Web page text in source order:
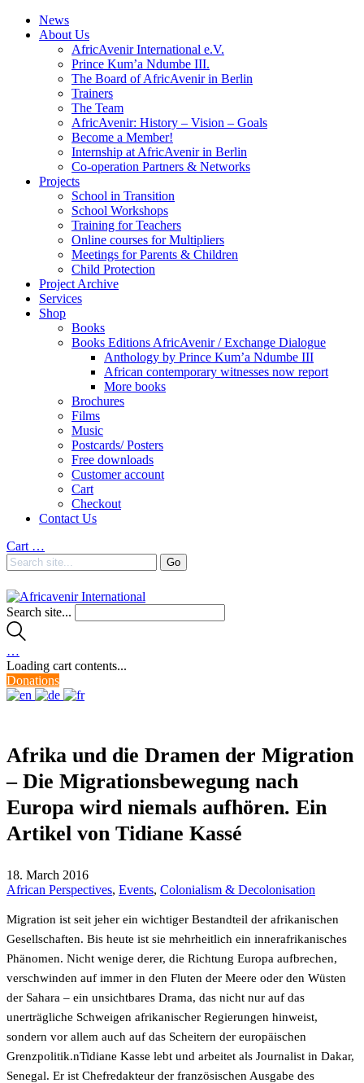
News
About Us
AfricAvenir International e.V.
Prince Kum’a Ndumbe III.
The Board of AfricAvenir in Berlin
Trainers
The Team
AfricAvenir: History – Vision – Goals
Become a Member!
Internship at AfricAvenir in Berlin
Co-operation Partners & Networks
Projects
School in Transition
School Workshops
Training for Teachers
Online courses for Multipliers
Meetings for Parents & Children
Child Protection
Project Archive
Services
Shop
Books
Books Editions AfricAvenir / Exchange Dialogue
Anthology by Prince Kum’a Ndumbe III
African contemporary witnesses now report
More books
Brochures
Films
Music
Postcards/ Posters
Free downloads
Customer account
Cart
Checkout
Contact Us
Cart …
Search site...
…
Loading cart contents...
Donations
Afrika und die Dramen der Migration
– Die Migrationsbewegung nach
Europa wird niemals aufhören. Ein
Artikel von Tidiane Kassé
18. March 2016
African Perspectives, Events, Colonialism & Decolonisation
Migration ist seit jeher ein wichtiger Bestandteil der afrikanischen
Gesellschaften. Bis heute ist sie mehrheitlich ein innerafrikanisches
Phänomen. Nicht wenige derer, die Richtung Europa aufbrechen,
verschwinden auf immer in den Fluten der Meere oder den Wüsten
der Sahara – ein unsichtbares Drama, das nicht nur auf das
unerträgliche Schweigen afrikanischer Regierungen hinweist,
sondern vor allem auch auf das Scheitern der europäischen
Grenzpolitik.nTidiane Kasse lebt und arbeitet als Journalist in Dakar,
Senegal. Er ist Chefredakteur der französischen Ausgabe des